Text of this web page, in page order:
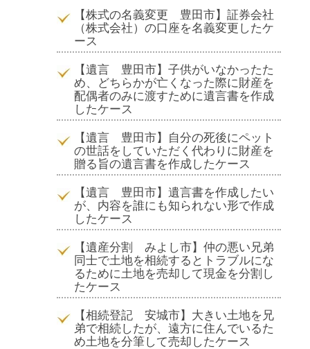
【株式の名義変更 豊田市】証券会社
（株式会社）の口座を名義変更したケ
ース
【遺言 豊田市】子供がいなかったた
め、どちらかが亡くなった際に財産を
配偶者のみに渡すために遺言書を作成
したケース
【遺言 豊田市】自分の死後にペット
の世話をしていただく代わりに財産を
贈る旨の遺言書を作成したケース
【遺言 豊田市】遺言書を作成したい
が、内容を誰にも知られない形で作成
したケース
【遺産分割 みよし市】仲の悪い兄弟
同士で土地を相続するとトラブルにな
るために土地を売却して現金を分割し
たケース
【相続登記 安城市】大きい土地を兄
弟で相続したが、遠方に住んでいるた
め土地を分筆して売却したケース